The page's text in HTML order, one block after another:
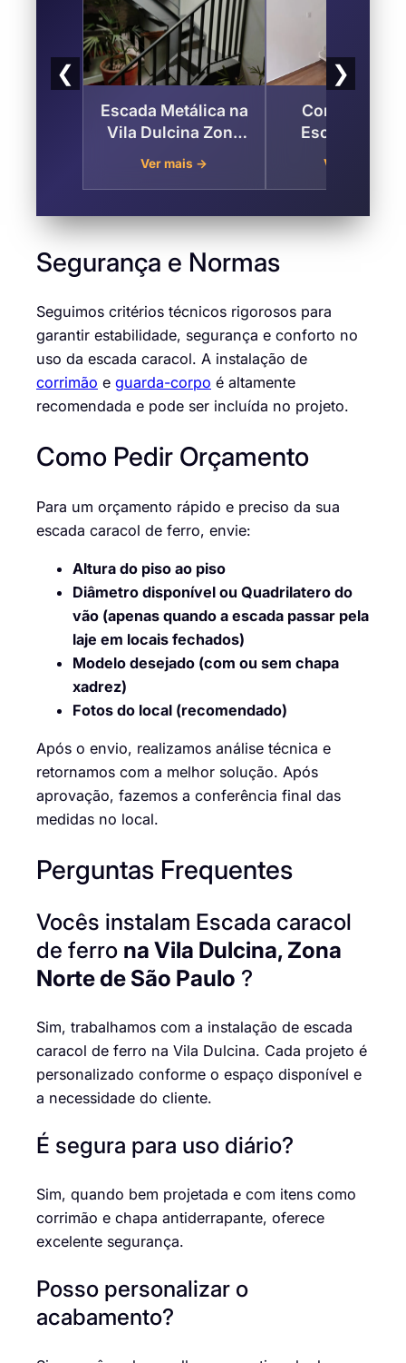
❮
Escada Metálica na
Vila Dulcina Zona
Norte de São Paulo
Ver mais →
Corrimão
Escada na
Ver mais →
❯
Segurança e Normas
Seguimos critérios técnicos rigorosos para
garantir estabilidade, segurança e conforto no
uso da escada caracol. A instalação de
corrimão e guarda-corpo é altamente
recomendada e pode ser incluída no projeto.
Como Pedir Orçamento
Para um orçamento rápido e preciso da sua
escada caracol de ferro, envie:
Altura do piso ao piso
Diâmetro disponível ou Quadrilatero do
vão (apenas quando a escada passar pela
laje em locais fechados)
Modelo desejado (com ou sem chapa
xadrez)
Fotos do local (recomendado)
Após o envio, realizamos análise técnica e
retornamos com a melhor solução. Após
aprovação, fazemos a conferência final das
medidas no local.
Perguntas Frequentes
Vocês instalam Escada caracol
de ferro na Vila Dulcina, Zona
Norte de São Paulo ?
Sim, trabalhamos com a instalação de escada
caracol de ferro na Vila Dulcina. Cada projeto é
personalizado conforme o espaço disponível e
a necessidade do cliente.
É segura para uso diário?
Sim, quando bem projetada e com itens como
corrimão e chapa antiderrapante, oferece
excelente segurança.
Posso personalizar o
acabamento?